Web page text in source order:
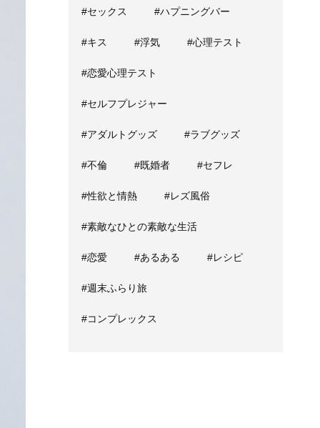
#セックス #ハプニングバー
#キス #浮気 #心理テスト
#恋愛心理テスト
#セルフプレジャー
#アダルトグッズ #ラブグッズ
#不倫 #既婚者 #セフレ
#性欲と情熱 #レズ風俗
#素敵なひとの素敵な生活
#恋愛 #あるある #レシピ
#週末ふらり旅
#コンプレックス